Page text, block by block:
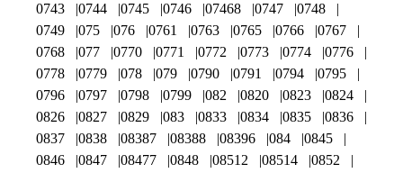
0743
0744 0745 0746 07468 0747
0748
0749
075 076 0761 0763 0765 0766
0767
0768
077 0770 0771 0772 0773 0774
0776
0778
0779 078 079 0790 0791 0794
0795
0796
0797 0798 0799 082 0820 0823
0824
0826
0827 0829 083 0833 0834 0835
0836
0837
0838 08387 08388 08396 084
0845
0846
0847 08477 0848 08512 08514
0852